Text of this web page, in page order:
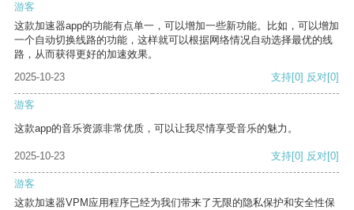
游客
这款加速器app的功能有点单一，可以增加一些新功能。比如，可以增加
一个自动切换线路的功能，这样就可以根据网络情况自动选择最优的线
路，从而获得更好的加速效果。
2025-10-23
支持[0] 反对[0]
游客
这款app的音乐资源非常优质，可以让我尽情享受音乐的魅力。
2025-10-23 支持[0] 反对[0]
游客
这款加速器VPM应用程序已经为我们带来了无限的隐私保护和安全性保